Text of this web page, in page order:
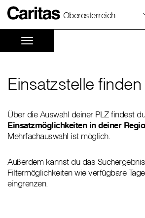
Oberösterreich
Einsatzstelle finden
Über die Auswahl deiner PLZ findest
Einsatzmöglichkeiten in deiner
Mehrfachauswahl ist möglich.
Außerdem kannst du das
Filtermöglichkeiten wie verfügbare
eingrenzen.